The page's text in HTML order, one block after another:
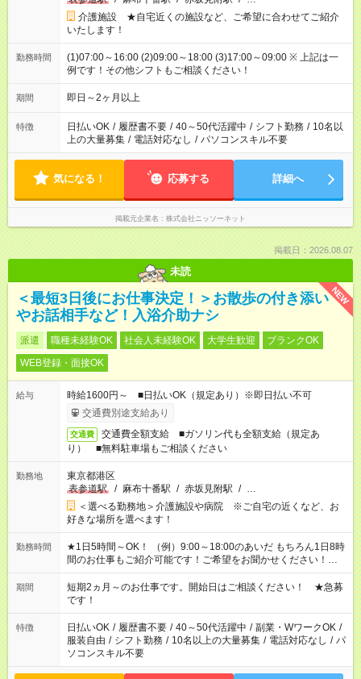
介護施設 ★自宅近くの施設など、ご希望に合わせてご紹介
いたします！
勤務時間
(1)07:00～16:00 (2)09:00～18:00 (3)17:00～09:00 ※ 上記は一
例です！その他シフトもご相談ください！
期間 即日～2ヶ月以上
特徴 日払いOK / 履歴書不要 / 40～50代活躍中 / シフト勤務 / 10名以
上の大量募集 / 電話対応なし / パソコンスキル不要
気になる！ 応募する 詳細へ
掲載元企業名 株式会社ニッソーネット
掲載日：2026.08.07
未読
NEW
＜最短3日後にお仕事決定！＞お散歩の付き添い
やお話相手など！入浴介助ナシ
派遣 職種未経験OK 社会人未経験OK 大学生歓迎
ブランクOK
WEB登録・面接OK
給与
時給1600円～ ■日払いOK（規定あり）※即日払い不可
交通費別途支給あり
交通費
交通費全額支給 ■ガソリン代も全額支給（規定あ
り） ■無料駐車場もご相談ください
勤務地
東京都港区
表参道駅
/ 麻布十番駅 / 赤坂見附駅 / …
＜選べる勤務地＞介護施設や病院 ※ご自宅の近くなど、お
好きな場所を選べます！
勤務時間
★1日5時間～OK！ （例）9:00～18:00のあいだ もちろん1日8時
間のお仕事もご紹介可能です！ご希望をお聞かせください！★家
庭の都合でお休みが必要な場合も遠慮なくご相談ください。 ※
週最低15時間以上の勤務が必要です
期間
短期2ヵ月～のお仕事です。開始日はご相談ください！ ★急募
です！
特徴 日払いOK / 履歴書不要 / 40～50代活躍中 / 副業・WワークOK /
服装自由 / シフト勤務 / 10名以上の大量募集 / 電話対応なし / パ
ソコンスキル不要